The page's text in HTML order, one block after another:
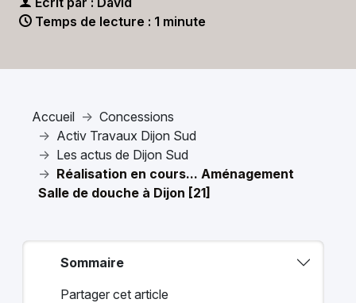
Temps de lecture : 1 minute
Accueil
Concessions
Activ Travaux Dijon Sud
Les actus de Dijon Sud
Réalisation en cours... Aménagement
Salle de douche à Dijon [21]
Sommaire
Partager cet article